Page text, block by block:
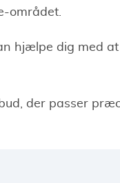
området.
hjælpe dig med
der passer